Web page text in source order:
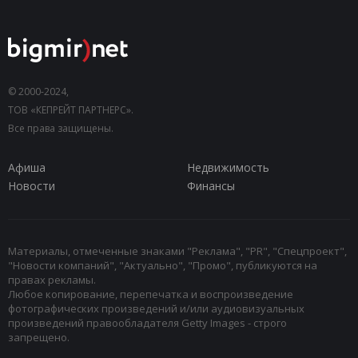
© 2000-2024,
ТОВ «КЕПРЕЙТ ПАРТНЕРС».
Все права защищены.
Афиша
Недвижимость
Новости
Финансы
Материалы, отмеченные знаками "Реклама", "PR", "Спецпроект",
"Новости компаний", "Актуально", "Промо", публикуются на
правах рекламы.
Любое копирование, перепечатка и воспроизведение
фотографических произведений и/или аудиовизуальных
произведений правообладателя Getty Images - строго
запрещено.